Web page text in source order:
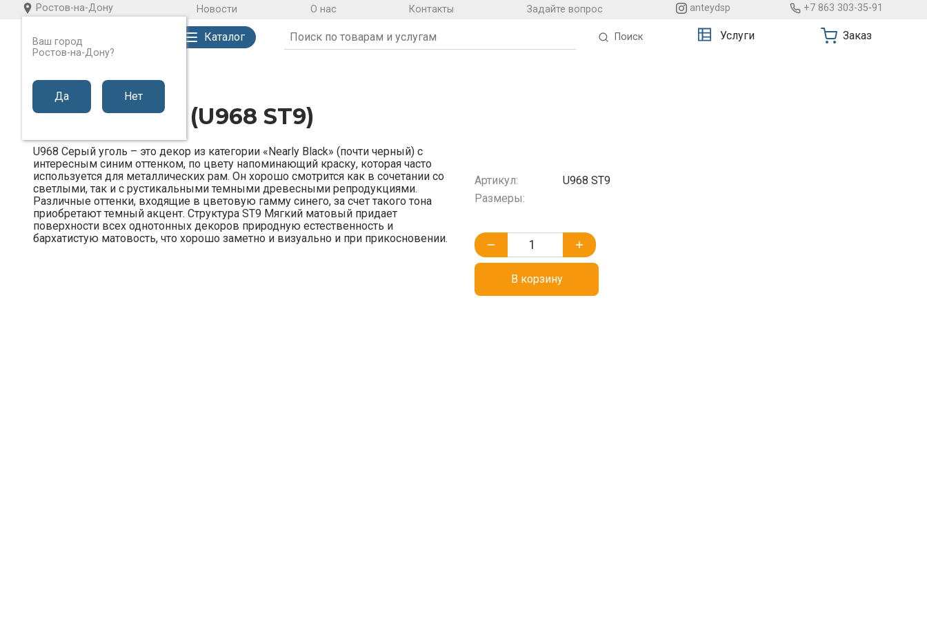
Ростов-на-Дону
Ваш город
Ростов-на-Дону?
Да Нет
Новости О нас Контакты Задайте вопрос anteydsp +7 863 303-35-91
Каталог Поиск Услуги Заказ
Серый уголь (U968 ST9)
U968 Серый уголь – это декор из категории «Nearly Black» (почти черный) с
интересным синим оттенком, по цвету напоминающий краску, которая часто
используется для металлических рам. Он хорошо смотрится как в сочетании со
светлыми, так и с рустикальными темными древесными репродукциями.
Различные оттенки, входящие в цветовую гамму синего, за счет такого тона
приобретают темный акцент. Структура ST9 Мягкий матовый придает
поверхности всех однотонных декоров природную естественность и
бархатистую матовость, что хорошо заметно и визуально и при прикосновении.
Артикул:
U968 ST9
Размеры:
В корзину